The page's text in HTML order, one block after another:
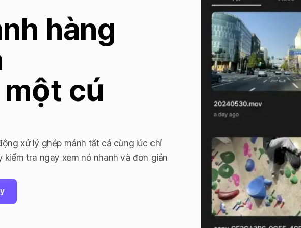
hàng
cú
xử lý ghép mảnh tất cả cùng lúc chỉ
kiểm tra ngay xem nó nhanh và đơn giản